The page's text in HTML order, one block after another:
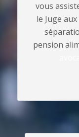
vous
le Juge
pension